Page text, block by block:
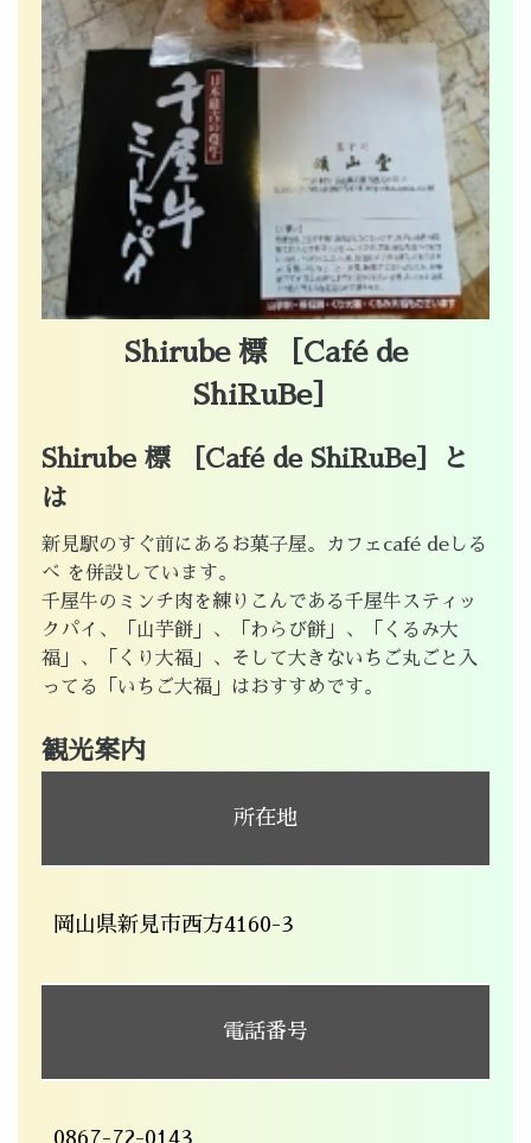
Shirube 標 ［Café de
ShiRuBe］
Shirube 標 ［Café de ShiRuBe］と
は
新見駅のすぐ前にあるお菓子屋。カフェcafé deしる
べ を併設しています。
千屋牛のミンチ肉を練りこんである千屋牛スティッ
クパイ、「山芋餅」、「わらび餅」、「くるみ大
福」、「くり大福」、そして大きないちご丸ごと入
ってる「いちご大福」はおすすめです。
観光案内
所在地
岡山県新見市西方4160-3
電話番号
0867-72-0143